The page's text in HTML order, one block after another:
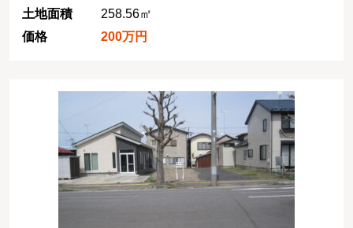
土地面積
258.56㎡
価格
200万円